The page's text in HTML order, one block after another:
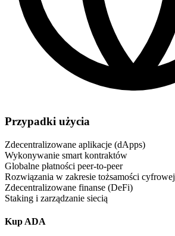
Przypadki użycia
Zdecentralizowane aplikacje (dApps)
Wykonywanie smart kontraktów
Globalne płatności peer-to-peer
Rozwiązania w zakresie tożsamości cyfrowej
Zdecentralizowane finanse (DeFi)
Staking i zarządzanie siecią
Kup ADA